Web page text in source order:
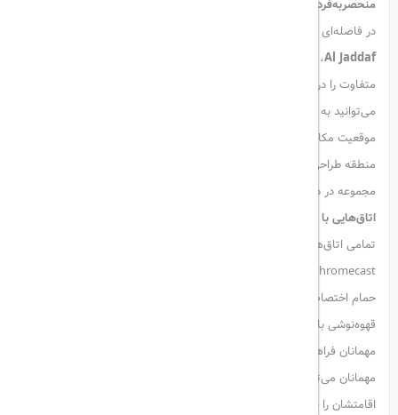
منحصربه‌فرد
در فاصله‌ای کمتر از 300 متر از ایستگاه مترو الجداف،
Al Jaddaf
می‌توانید به برج خلیفه، دبی مال و فواره‌های دیدنی دبی برسید. همچنین
مجموعه در دسترس است.
اتاق‌هایی با طراحی خاص و امکانات کامل:
حمام اختصاصی با دوش بارانی فشار قوی هستند. تجربه‌ی منحصر به فرد
قهوه‌نوشی با کیت دم‌آوری دستی و دانه‌های قهوه برشته‌شده محلی نیز برای
مهمانان فراهم شده است. با استفاده از پلتفرم اختصاصی
مهمانان می‌توانند امکانات، خدمات و تجربه‌های دلخواه خود را انتخاب و
اقامتشان را به سلیقه خود شخصی‌سازی کنند.